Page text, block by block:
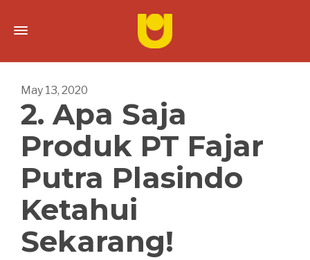
May 13, 2020
2. Apa Saja
Produk PT Fajar
Putra Plasindo
Ketahui
Sekarang!